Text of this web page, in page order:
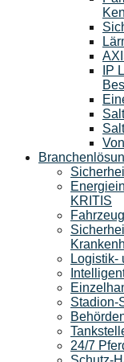
IP
KRITIS
Logistik-
Stadion-
24/7